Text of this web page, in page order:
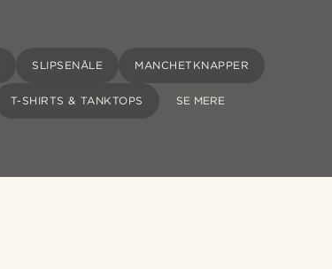
SLIPSENÅLE MANCHETKNAPPER
T-SHIRTS & TANKTOPS SE MERE